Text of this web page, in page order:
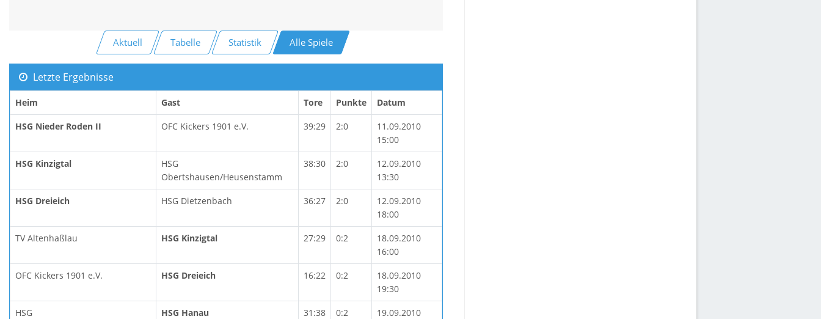
Aktuell Tabelle Statistik Alle Spiele
Letzte Ergebnisse
Heim Gast Tore Punkte Datum
HSG Nieder Roden II OFC Kickers 1901 e.V. 39:29 2:0
11.09.2010
15:00
HSG Kinzigtal
HSG
Obertshausen/Heusenstamm
38:30 2:0
12.09.2010
13:30
HSG Dreieich HSG Dietzenbach 36:27 2:0
12.09.2010
18:00
TV Altenhaßlau HSG Kinzigtal 27:29 0:2
18.09.2010
16:00
OFC Kickers 1901 e.V. HSG Dreieich 16:22 0:2
18.09.2010
19:30
HSG
HSG Hanau 31:38 0:2
19.09.2010